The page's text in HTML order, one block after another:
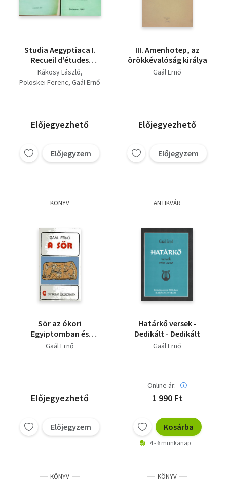
Studia Aegyptiaca I.
Recueil d'études
dédiées a Vilmos
Wessetzky... + Studia
Kákosy László
Pölöskei Ferenc Gaál Ernő
Előjegyezhető
Előjegyzem
III. Amenhotep, az
örökkévalóság királya
Gaál Ernő
Előjegyezhető
Előjegyzem
KÖNYV
Sör az ókori
Egyiptomban és
Mezopotámiában
Gaál Ernő
Előjegyezhető
Előjegyzem
ANTIKVÁR
Határkő versek -
Dedikált - Dedikált
Gaál Ernő
Online ár:
1 990 Ft
Kosárba
4 - 6 munkanap
KÖNYV KÖNYV